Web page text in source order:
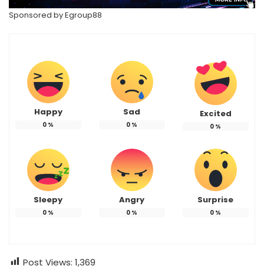
Sponsored byEgroup88
Happy
0 %
Sad
0 %
Excited
0 %
Sleepy
0 %
Angry
0 %
Surprise
0 %
Post Views: 1,369